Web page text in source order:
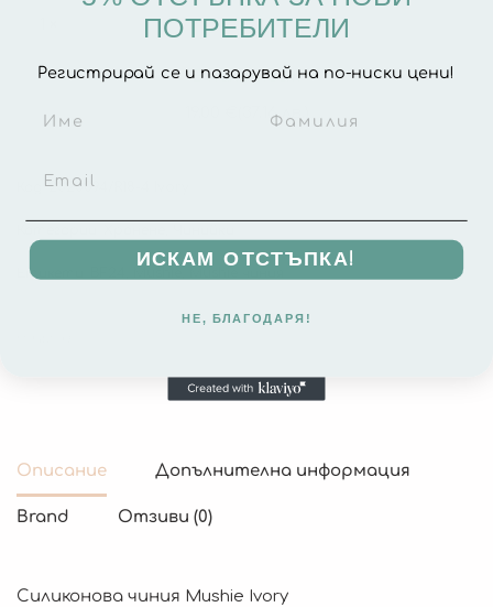
Вакуум
Mushie
Ivory
Силиконова Чиния за Бебе с Вакуум - Mushie
В наличност
(37.16 лв.)
Код:2320094/R18-4 Ivory
Етикети:
Описание Допълнителна информация
Brand Отзиви (0)
Силиконова чиния Mushie Ivory
ПОТРЕБИТЕЛИ
Регистрирай се и пазарувай на по-ниски цени!
ИСКАМ ОТСТЪПКА!
НЕ, БЛАГОДАРЯ!